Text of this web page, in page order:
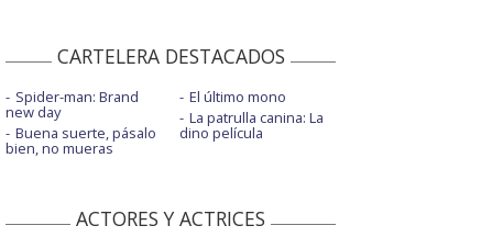
CARTELERA DESTACADOS
Spider-man: Brand
new day
Buena suerte, pásalo
bien, no mueras
El último mono
La patrulla canina: La
dino película
ACTORES Y ACTRICES